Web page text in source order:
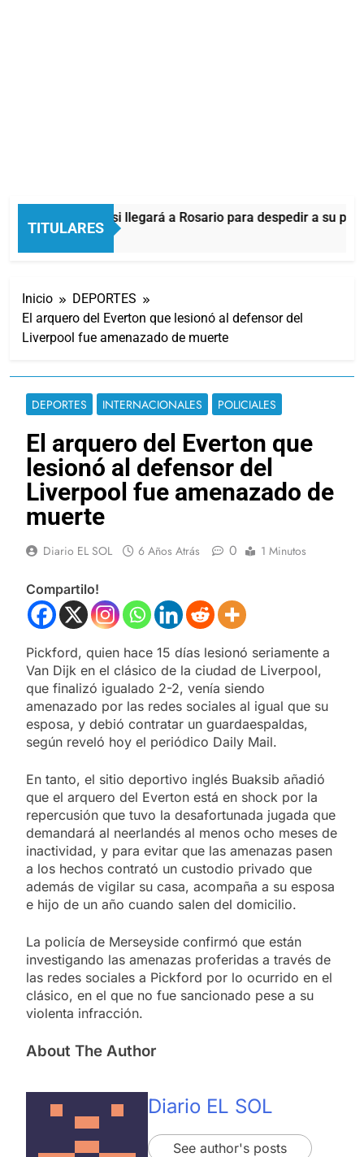
TITULARES
Lionel Messi llegará a Rosario para despedir a su
1 Minuto Atrás
Inicio
DEPORTES
El arquero del Everton que lesionó al defensor del
Liverpool fue amenazado de muerte
DEPORTES INTERNACIONALES POLICIALES
El arquero del Everton que
lesionó al defensor del
Liverpool fue amenazado de
muerte
Diario EL SOL 6 Años Atrás 0 1 Minutos
Compartilo!
Pickford, quien hace 15 días lesionó seriamente a
Van Dijk en el clásico de la ciudad de Liverpool,
que finalizó igualado 2-2, venía siendo
amenazado por las redes sociales al igual que su
esposa, y debió contratar un guardaespaldas,
según reveló hoy el periódico Daily Mail.
En tanto, el sitio deportivo inglés Buaksib añadió
que el arquero del Everton está en shock por la
repercusión que tuvo la desafortunada jugada que
demandará al neerlandés al menos ocho meses de
inactividad, y para evitar que las amenazas pasen
a los hechos contrató un custodio privado que
además de vigilar su casa, acompaña a su esposa
e hijo de un año cuando salen del domicilio.
La policía de Merseyside confirmó que están
investigando las amenazas proferidas a través de
las redes sociales a Pickford por lo ocurrido en el
clásico, en el que no fue sancionado pese a su
violenta infracción.
About The Author
Diario EL SOL
See author's posts